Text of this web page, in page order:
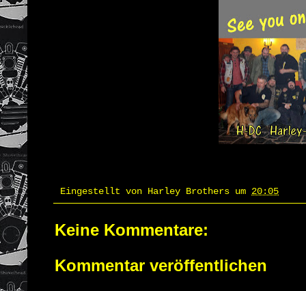
Eingestellt von Harley Brothers um 20:05
Keine Kommentare:
Kommentar veröffentlichen